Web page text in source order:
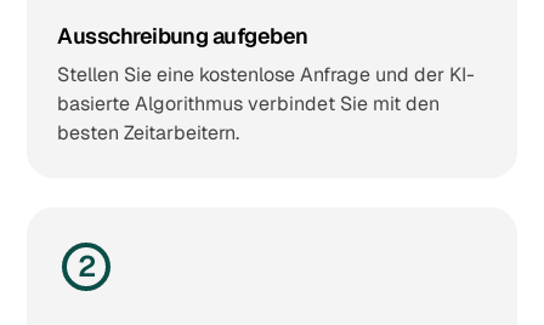
Ausschreibung aufgeben
Stellen Sie eine kostenlose Anfrage und der KI-
basierte Algorithmus verbindet Sie mit den
besten Zeitarbeitern.
2